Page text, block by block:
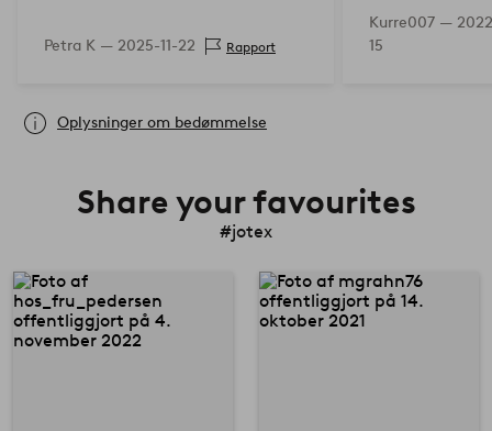
Petra K — 2025-11-22 Rapport
smuk belysning.
Kurre007 —
15
Oplysninger om bedømmelse
Share your favourites
#jotex